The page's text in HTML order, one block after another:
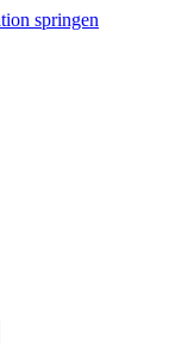
springen